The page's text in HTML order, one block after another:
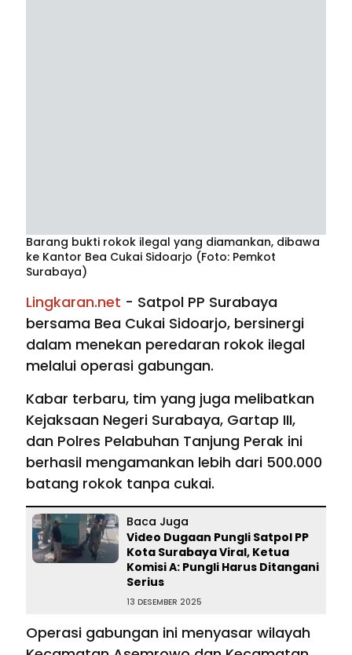
Barang bukti rokok ilegal yang diamankan, dibawa
ke Kantor Bea Cukai Sidoarjo (Foto: Pemkot
Surabaya)
Lingkaran.net - Satpol PP Surabaya
bersama Bea Cukai Sidoarjo, bersinergi
dalam menekan peredaran rokok ilegal
melalui operasi gabungan.
Kabar terbaru, tim yang juga melibatkan
Kejaksaan Negeri Surabaya, Gartap III,
dan Polres Pelabuhan Tanjung Perak ini
berhasil mengamankan lebih dari 500.000
batang rokok tanpa cukai.
Baca Juga
Video Dugaan Pungli Satpol PP
Kota Surabaya Viral, Ketua
Komisi A: Pungli Harus Ditangani
Serius
13 DESEMBER 2025
Operasi gabungan ini menyasar wilayah